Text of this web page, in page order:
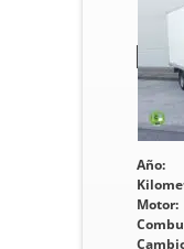
Año:
Motor: